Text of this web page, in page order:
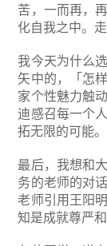
苦，一而再，
化自我之中。
我今天为什么
矢中的，「怎
家个性魅力触
迪感召每一个
拓无限的可能。
最后，我想和
务的老师的对
老师引用王阳
知是成就尊严